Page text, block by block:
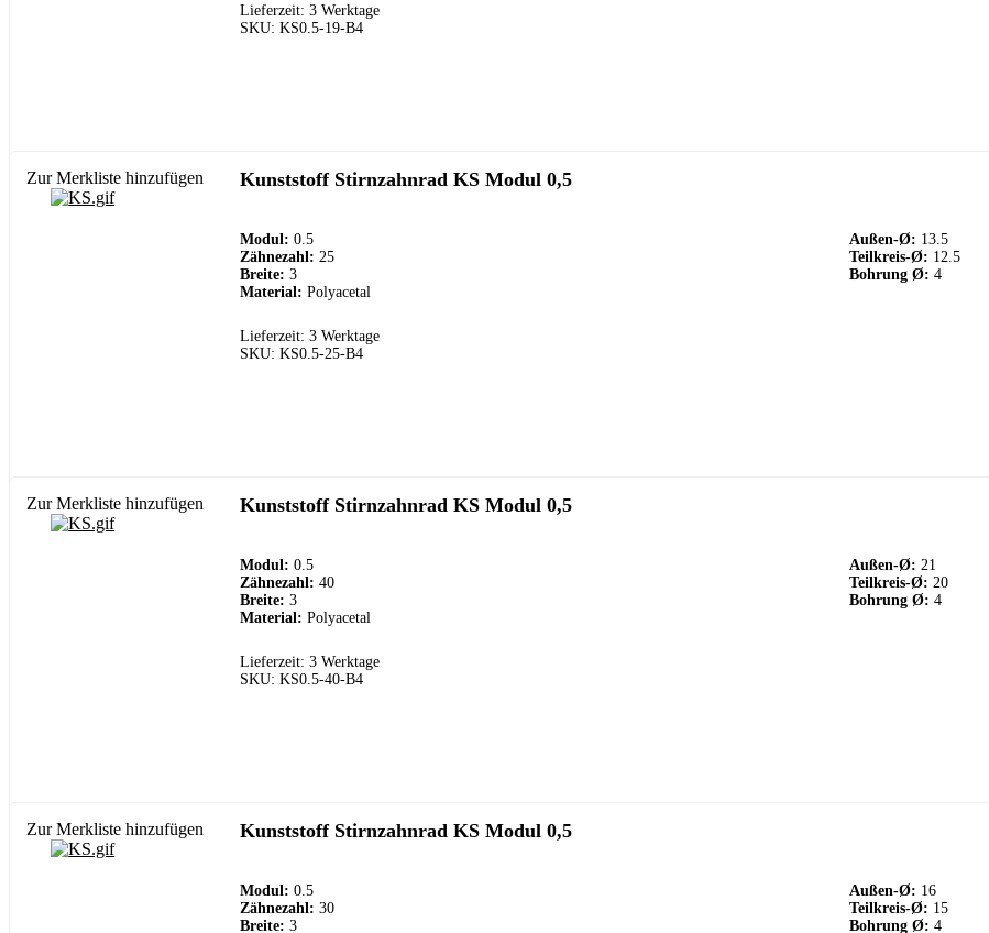
Lieferzeit: 3 Werktage
SKU: KS0.5-19-B4
Zur Merkliste hinzufügen Kunststoff Stirnzahnrad KS Modul 0,5
Modul: 0.5 Außen-Ø: 13.5
Zähnezahl: 25 Teilkreis-Ø: 12.5
Breite: 3 Bohrung Ø: 4
Material: Polyacetal
Lieferzeit: 3 Werktage
SKU: KS0.5-25-B4
Zur Merkliste hinzufügen Kunststoff Stirnzahnrad KS Modul 0,5
Modul: 0.5 Außen-Ø: 21
Zähnezahl: 40 Teilkreis-Ø: 20
Breite: 3 Bohrung Ø: 4
Material: Polyacetal
Lieferzeit: 3 Werktage
SKU: KS0.5-40-B4
Zur Merkliste hinzufügen Kunststoff Stirnzahnrad KS Modul 0,5
Modul: 0.5 Außen-Ø: 16
Zähnezahl: 30 Teilkreis-Ø: 15
Breite: 3 Bohrung Ø: 4